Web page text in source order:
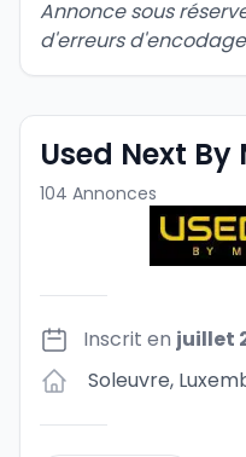
Annonce sous
d'erreurs
Used Next By
104 Annonces
Inscrit en juillet
Soleuvre,